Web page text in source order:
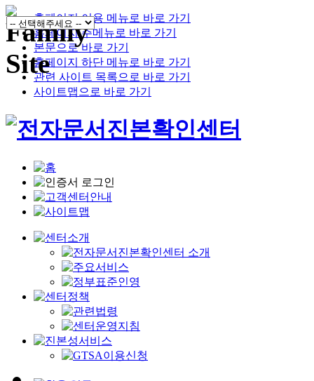
홈페이지 이용 메뉴로 바로 가기
홈페이지 주메뉴로 바로 가기
본문으로 바로 가기
홈페이지 하단 메뉴로 바로 가기
관련 사이트 목록으로 바로 가기
사이트맵으로 바로 가기